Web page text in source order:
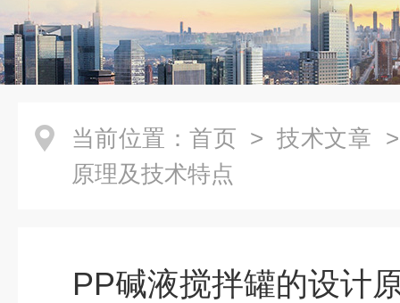
当前位置： 首页 > 技术文章
原理及技术特点
PP碱液搅拌罐的设计